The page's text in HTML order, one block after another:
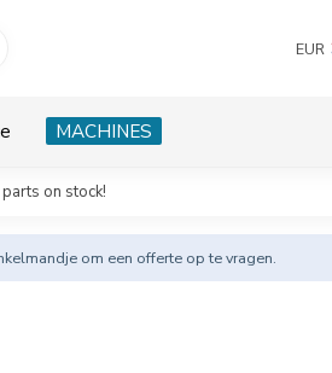
EUR
MACHINES
parts on stock!
om een offerte op te vragen.